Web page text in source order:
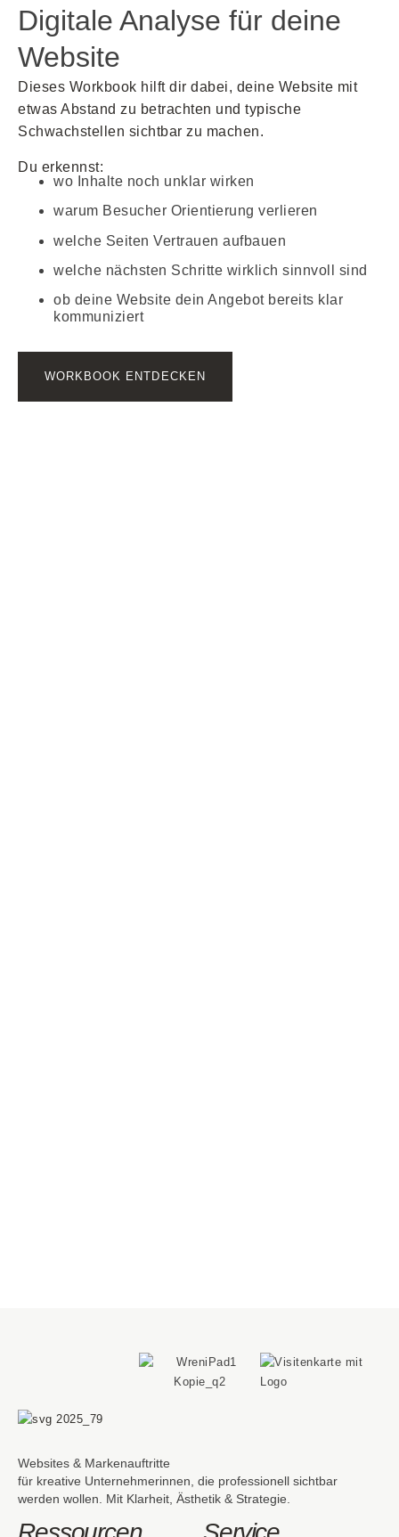
Digitale Analyse für deine
Website
Dieses Workbook hilft dir dabei, deine Website mit
etwas Abstand zu betrachten und typische
Schwachstellen sichtbar zu machen.
Du erkennst:
wo Inhalte noch unklar wirken
warum Besucher Orientierung verlieren
welche Seiten Vertrauen aufbauen
welche nächsten Schritte wirklich sinnvoll sind
ob deine Website dein Angebot bereits klar
kommuniziert
WORKBOOK ENTDECKEN
Websites & Markenauftritte
für kreative Unternehmerinnen, die professionell sichtbar
werden wollen. Mit Klarheit, Ästhetik & Strategie.